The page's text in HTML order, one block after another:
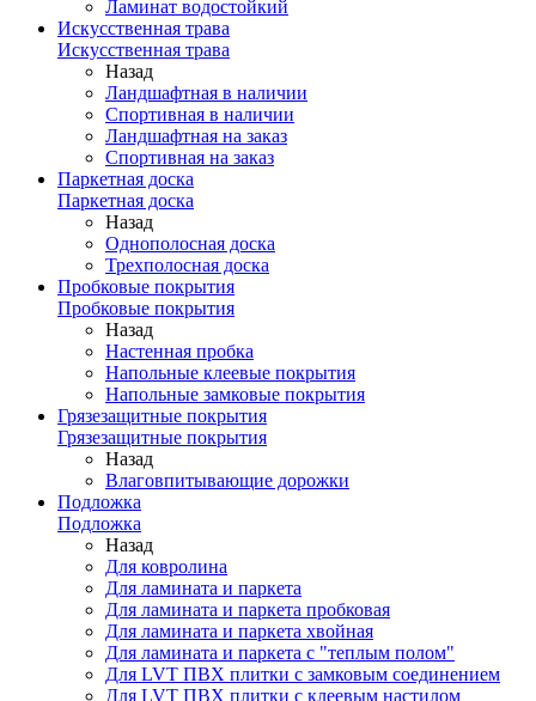
Ламинат водостойкий
Искусственная трава
Искусственная трава
Назад
Ландшафтная в наличии
Спортивная в наличии
Ландшафтная на заказ
Спортивная на заказ
Паркетная доска
Паркетная доска
Назад
Однополосная доска
Трехполосная доска
Пробковые покрытия
Пробковые покрытия
Назад
Настенная пробка
Напольные клеевые покрытия
Напольные замковые покрытия
Грязезащитные покрытия
Грязезащитные покрытия
Назад
Влаговпитывающие дорожки
Подложка
Подложка
Назад
Для ковролина
Для ламината и паркета
Для ламината и паркета пробковая
Для ламината и паркета хвойная
Для ламината и паркета с "теплым полом"
Для LVT ПВХ плитки с замковым соединением
Для LVT ПВХ плитки с клеевым настилом